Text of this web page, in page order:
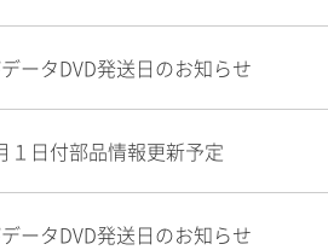
ータDVD発送日のお知らせ
１日付部品情報更新予定
ータDVD発送日のお知らせ